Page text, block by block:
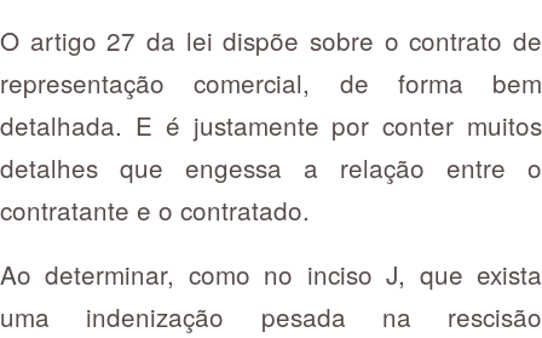
O artigo 27 da lei dispõe sobre o contrato de
representação comercial, de forma bem
detalhada. E é justamente por conter muitos
detalhes que engessa a relação entre o
contratante e o contratado.
Ao determinar, como no inciso J, que exista
uma indenização pesada na rescisão